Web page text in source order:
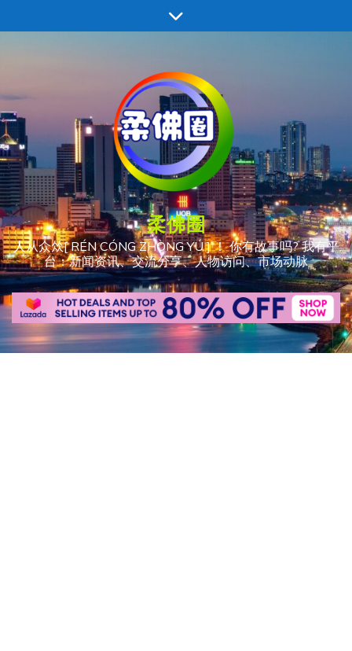
至
柔佛圈
人从众𠈌[ RÉN CÓNG ZHÒNG YÚ ] ！ 你有故事吗? 我有平
台：新闻资讯、交流分享、人物访问、市场动脉